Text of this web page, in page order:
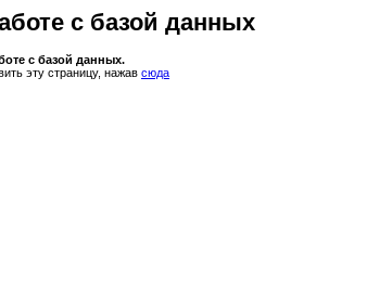
с базой данных
с базой данных.
эту страницу, нажав сюда